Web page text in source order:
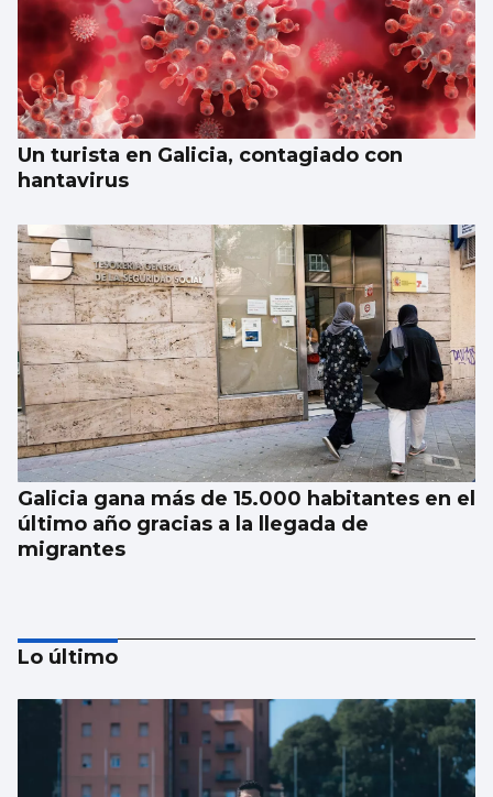
Un turista en Galicia, contagiado con
hantavirus
Galicia gana más de 15.000 habitantes en el
último año gracias a la llegada de
migrantes
Lo último